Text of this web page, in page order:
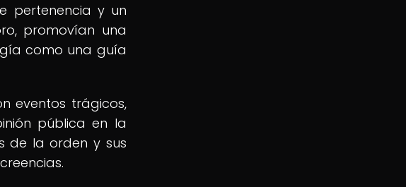
pertenencia y un
promovían una
como una guía
eventos trágicos,
pública en la
de la orden y sus